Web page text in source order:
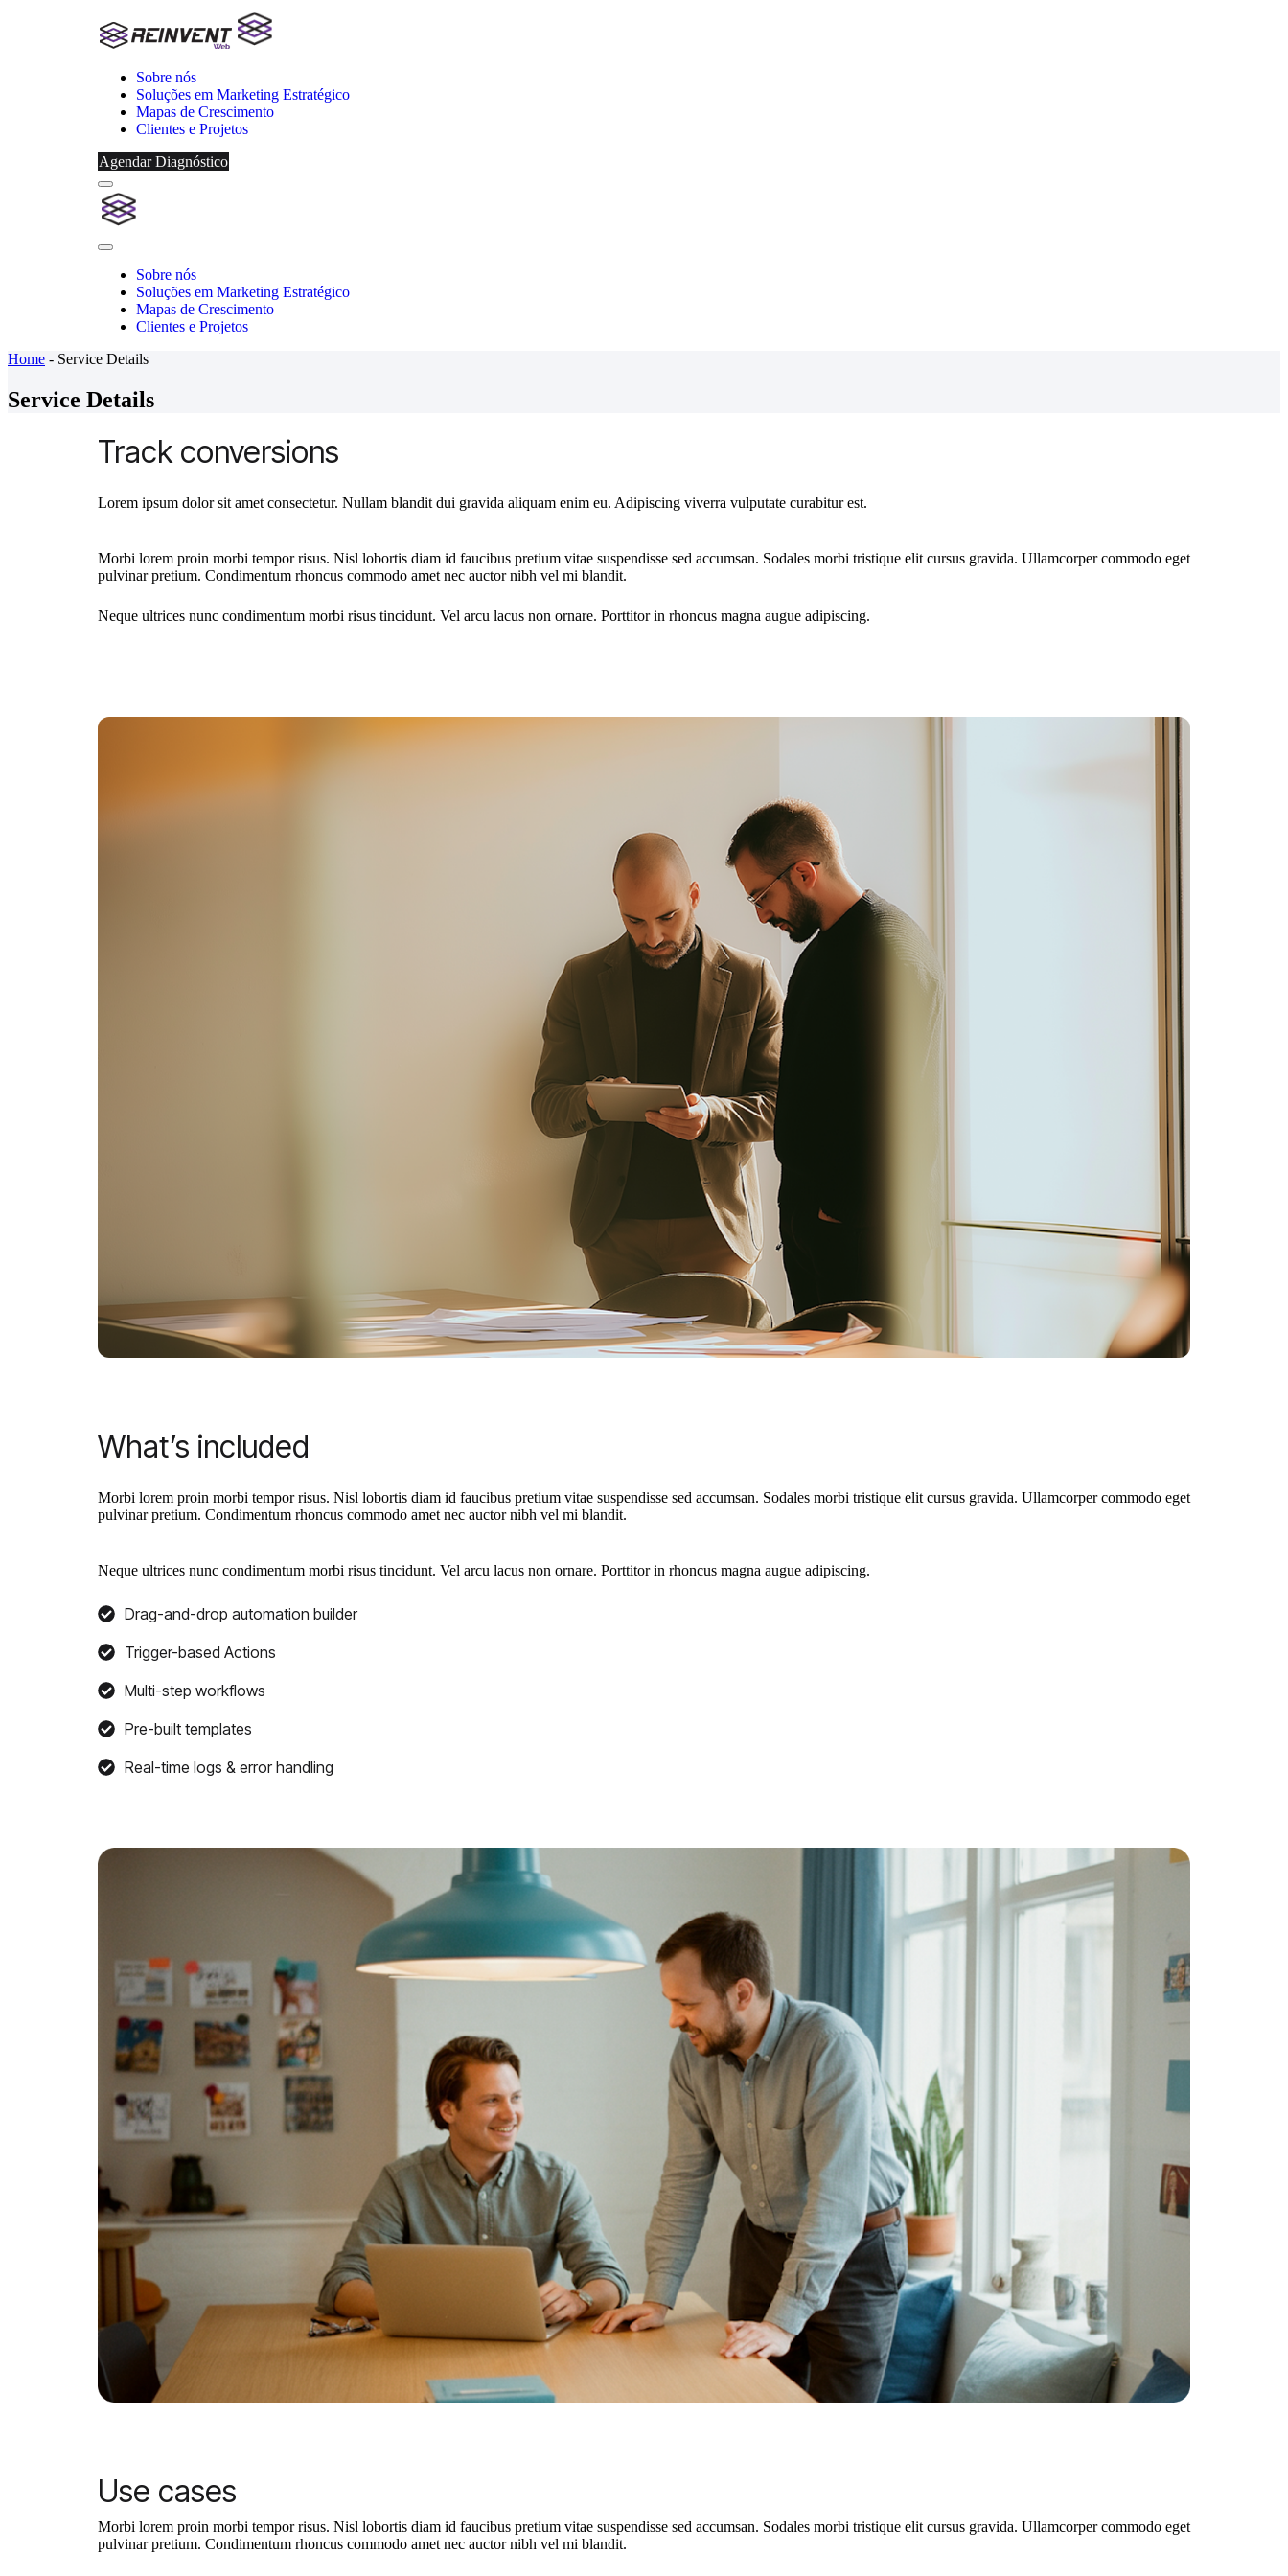
Sobre nós
Soluções em Marketing Estratégico
Mapas de Crescimento
Clientes e Projetos
Agendar Diagnóstico
Menu
Reinvent
Web
Close
Sobre nós
Soluções em Marketing Estratégico
Mapas de Crescimento
Clientes e Projetos
Home - Service Details
Service Details
Track conversions
Lorem ipsum dolor sit amet consectetur. Nullam blandit dui gravida aliquam enim eu. Adipiscing viverra vulputate curabitur est.
Morbi lorem proin morbi tempor risus. Nisl lobortis diam id faucibus pretium vitae suspendisse sed accumsan. Sodales morbi tristique elit cursus gravida. Ullamcorper commodo eget
pulvinar pretium. Condimentum rhoncus commodo amet nec auctor nibh vel mi blandit.
Neque ultrices nunc condimentum morbi risus tincidunt. Vel arcu lacus non ornare. Porttitor in rhoncus magna augue adipiscing.
What’s included
Morbi lorem proin morbi tempor risus. Nisl lobortis diam id faucibus pretium vitae suspendisse sed accumsan. Sodales morbi tristique elit cursus gravida. Ullamcorper commodo eget
pulvinar pretium. Condimentum rhoncus commodo amet nec auctor nibh vel mi blandit.
Neque ultrices nunc condimentum morbi risus tincidunt. Vel arcu lacus non ornare. Porttitor in rhoncus magna augue adipiscing.
Drag-and-drop automation builder
Trigger-based Actions
Multi-step workflows
Pre-built templates
Real-time logs & error handling
Use cases
Morbi lorem proin morbi tempor risus. Nisl lobortis diam id faucibus pretium vitae suspendisse sed accumsan. Sodales morbi tristique elit cursus gravida. Ullamcorper commodo eget
pulvinar pretium. Condimentum rhoncus commodo amet nec auctor nibh vel mi blandit.